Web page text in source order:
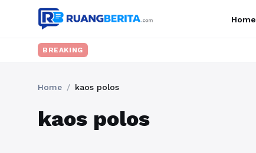
Home
BREAKING
Home / kaos polos
kaos polos